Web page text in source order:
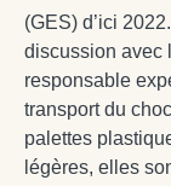
(GES) d’ici
discussion avec
responsable
transport du
palettes
légères, elles